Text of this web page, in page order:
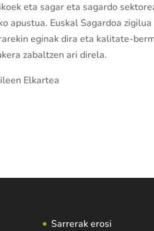
eta sagar eta sagardo
apustua. Euskal Sagardoa
eginak dira eta kalitate-
zabaltzen ari direla.
Elkartea
Sarrerak erosi